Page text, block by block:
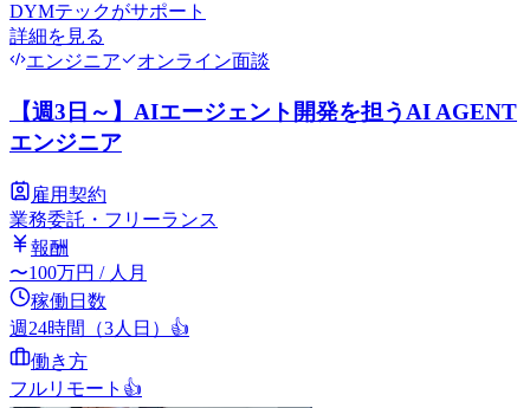
DYMテックがサポート
詳細を見る
エンジニア
オンライン面談
【週3日～】AIエージェント開発を担うAI AGENT
エンジニア
雇用契約
業務委託・フリーランス
報酬
〜100万円 / 人月
稼働日数
週24時間（3人日） 👍
働き方
フルリモート 👍